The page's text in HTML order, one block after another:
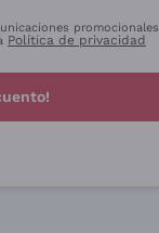
promocionales
Política de privacidad